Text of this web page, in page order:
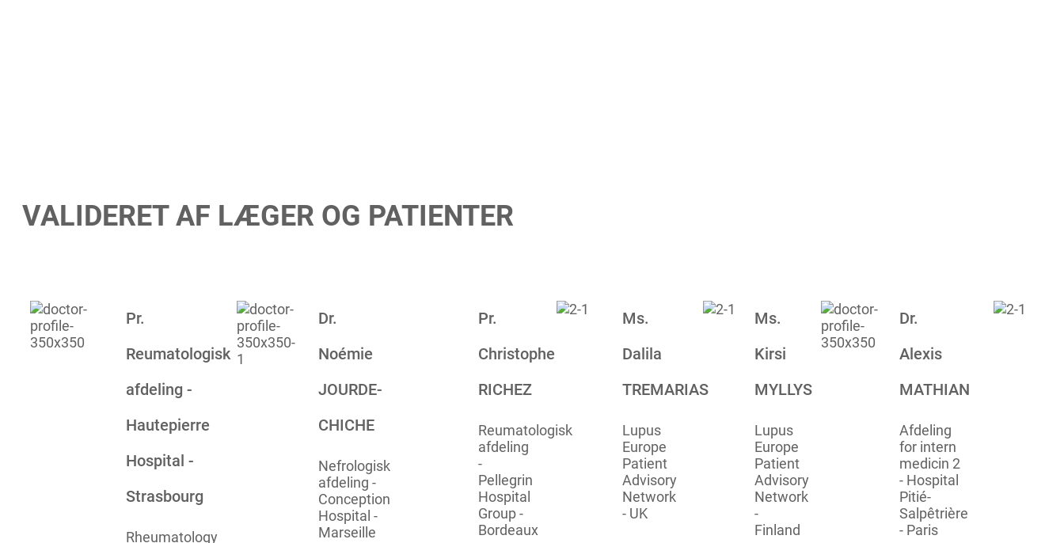
VALIDERET AF LÆGER OG PATIENTER
Pr.
Reumatologisk
afdeling -
Hautepierre
Hospital -
Strasbourg
Rheumatology
Dr.
Noémie
JOURDE-
CHICHE
Nefrologisk
afdeling -
Conception
Hospital -
Marseille
Pr.
Christophe
RICHEZ
Reumatologisk
afdeling
-
Pellegrin
Hospital
Group -
Bordeaux
Ms.
Dalila
TREMARIAS
Lupus
Europe
Patient
Advisory
Network
- UK
Ms.
Kirsi
MYLLYS
Lupus
Europe
Patient
Advisory
Network
-
Finland
Dr.
Alexis
MATHIAN
Afdeling
for intern
medicin 2
- Hospital
Pitié-
Salpêtrière
- Paris